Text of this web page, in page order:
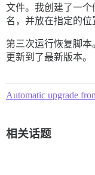
文件。我创建了一
名，并放在指定的位
第三次运行恢复脚
更新到了最新版本。
Automatic upgrade
相关话题